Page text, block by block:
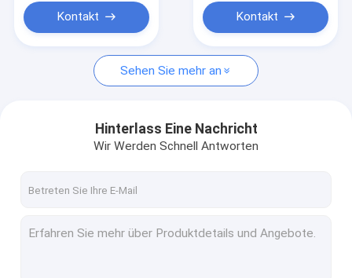
Kleidungs-Schaufenster-Möbel
Juweliergeschäft-Möbel
Optische Schaufenster-Kabinette
Glasanzeigen-Schaukasten
Kontakt Kontakt
Sehen Sie mehr an
Hinterlass Eine Nachricht
Wir Werden Schnell Antworten